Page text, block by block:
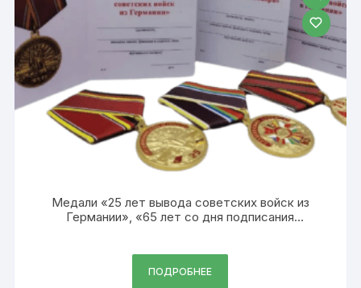
Медали «25 лет вывода советских войск из
Германии», «65 лет со дня подписания
ПОДРОБНЕЕ